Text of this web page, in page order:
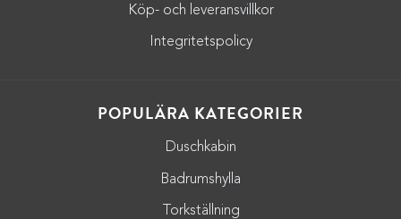
Köp- och leveransvillkor
Integritetspolicy
POPULÄRA KATEGORIER
Duschkabin
Badrumshylla
Torkställning